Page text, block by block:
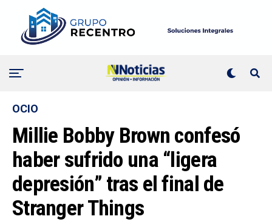
OCIO
Millie Bobby Brown confesó
haber sufrido una “ligera
depresión” tras el final de
Stranger Things